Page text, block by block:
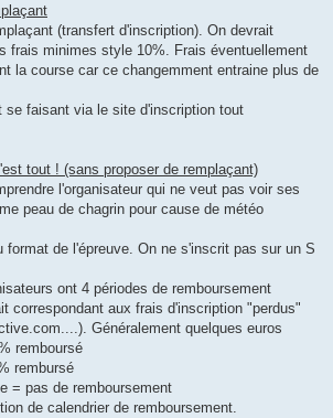
(transfert d'inscription). On devrait
frais minimes style 10%. Frais éventuellement
la course car ce changemment entraine plus de
se faisant via le site d'inscription tout
tout ! (sans proposer de remplaçant)
l'organisateur qui ne veut pas voir ses
peau de chagrin pour cause de météo
format de l'épreuve. On ne s'inscrit pas sur un S
ont 4 périodes de remboursement
correspondant aux frais d'inscription "perdus"
Généralement quelques euros
remboursé
rembursé
= pas de remboursement
de calendrier de remboursement.